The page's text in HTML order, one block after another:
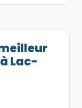
Lac-